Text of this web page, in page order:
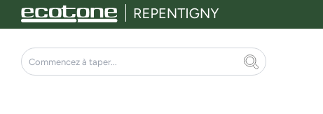
Aller
au
contenu
Rechercher